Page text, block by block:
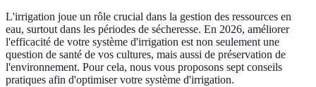
L'irrigation joue un rôle crucial dans la gestion des ressources en
eau, surtout dans les périodes de sécheresse. En 2026, améliorer
l'efficacité de votre système d'irrigation est non seulement une
question de santé de vos cultures, mais aussi de préservation de
l'environnement. Pour cela, nous vous proposons sept conseils
pratiques afin d'optimiser votre système d'irrigation.